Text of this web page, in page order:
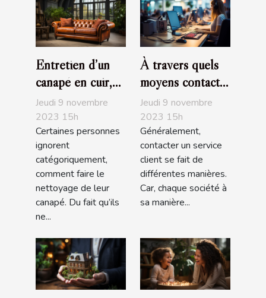
Entretien d’un
canapé en cuir,
que devez-vous
savoir ?
Jeudi 9 novembre
2023 15h
Certaines personnes
ignorent
catégoriquement,
comment faire le
nettoyage de leur
canapé. Du fait qu’ils
ne...
À travers quels
moyens contacte-
t-on un service
client ?
Jeudi 9 novembre
2023 15h
Généralement,
contacter un service
client se fait de
différentes manières.
Car, chaque société à
sa manière...